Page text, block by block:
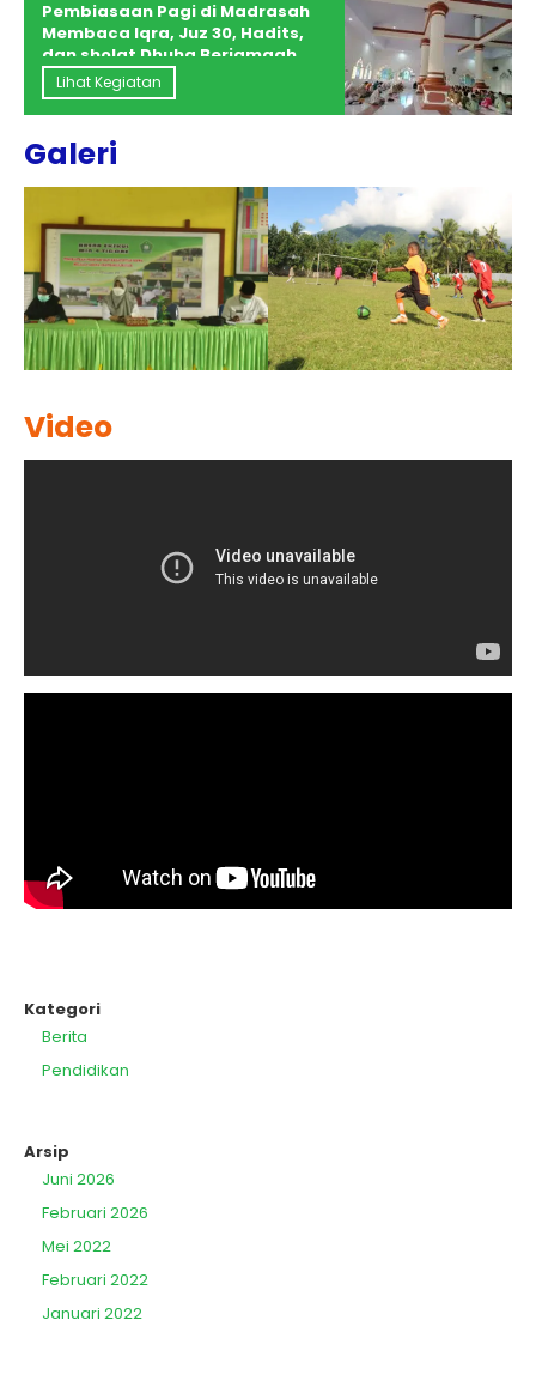
Pembiasaan Pagi di Madrasah
Membaca Iqra, Juz 30, Hadits,
dan sholat Dhuha Berjamaah
Guru dan Siswa Kelas, 4, 5, 6
Lihat Kegiatan
Galeri
Video
Kategori
Berita
Pendidikan
Arsip
Juni 2026
Februari 2026
Mei 2022
Februari 2022
Januari 2022